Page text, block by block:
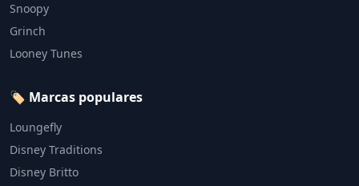
Snoopy
Grinch
Looney Tunes
🏷️ Marcas populares
Loungefly
Disney Traditions
Disney Britto